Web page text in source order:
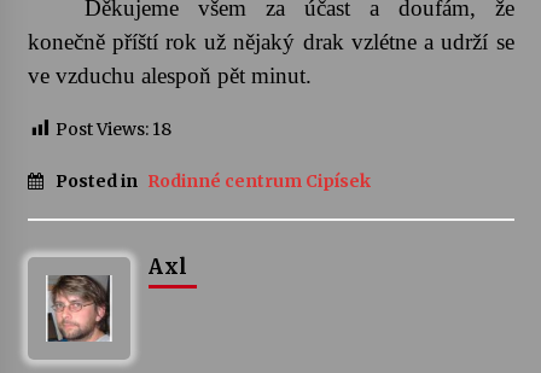
Za kulturou kousek za Humpolec. V Želivě ožije
odkaz Josefa Čapka
Varhanní recitál Michala Novenka v Klášteře
Želiv
3. 7. 2026
Děkujeme všem za účast a doufám, že
konečně příští rok už nějaký drak vzlétne a udrží se
ve vzduchu alespoň pět minut.
Post Views: 18
Posted in Rodinné centrum Cipísek
Axl